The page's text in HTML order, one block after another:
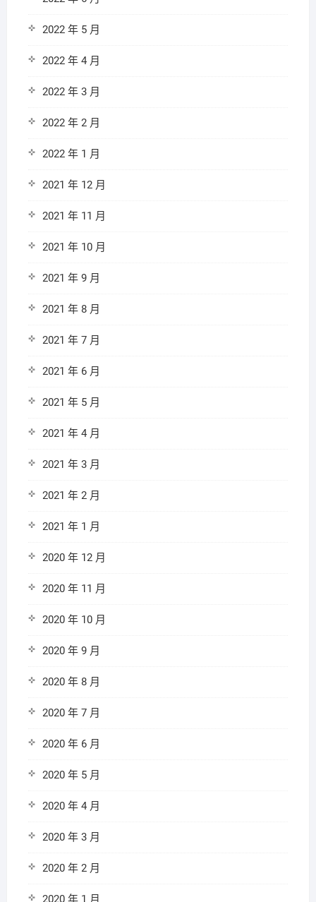
2022 年 5 月
2022 年 4 月
2022 年 3 月
2022 年 2 月
2022 年 1 月
2021 年 12 月
2021 年 11 月
2021 年 10 月
2021 年 9 月
2021 年 8 月
2021 年 7 月
2021 年 6 月
2021 年 5 月
2021 年 4 月
2021 年 3 月
2021 年 2 月
2021 年 1 月
2020 年 12 月
2020 年 11 月
2020 年 10 月
2020 年 9 月
2020 年 8 月
2020 年 7 月
2020 年 6 月
2020 年 5 月
2020 年 4 月
2020 年 3 月
2020 年 2 月
2020 年 1 月